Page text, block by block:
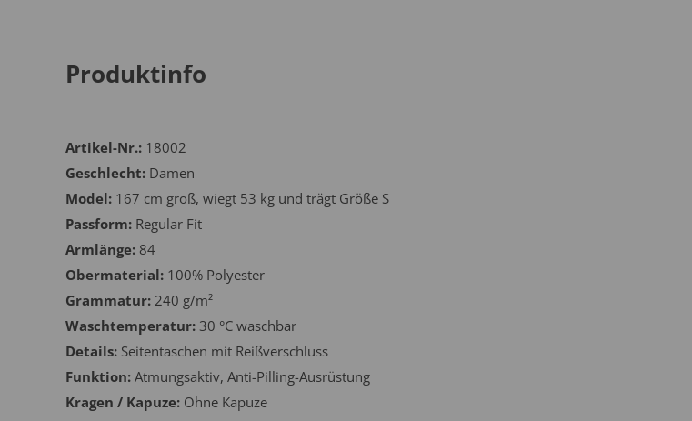
Produktinfo
Artikel-Nr.: 18002
Geschlecht: Damen
Model: 167 cm groß, wiegt 53 kg und trägt Größe S
Passform: Regular Fit
Armlänge: 84
Obermaterial: 100% Polyester
Grammatur: 240 g/m²
Waschtemperatur: 30 °C waschbar
Details: Seitentaschen mit Reißverschluss
Funktion: Atmungsaktiv, Anti-Pilling-Ausrüstung
Kragen / Kapuze: Ohne Kapuze